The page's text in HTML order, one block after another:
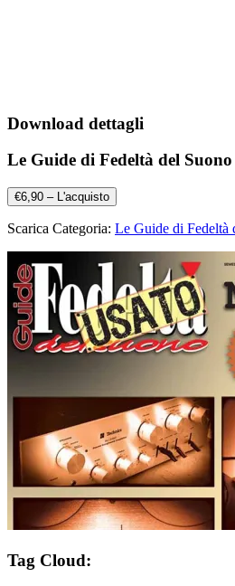
Download dettagli
Le Guide di Fedeltà del
€6,90 – L'acquisto
Scarica Categoria: Le Guide di Fedeltà
Tag Cloud: